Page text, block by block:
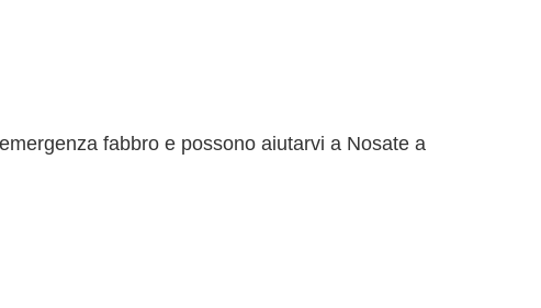
fabbro e possono aiutarvi a Nosate a